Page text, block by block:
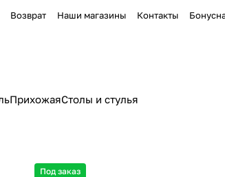
Возврат Наши магазины Контакты
ПрихожаяСтолы и стулья
Под заказ